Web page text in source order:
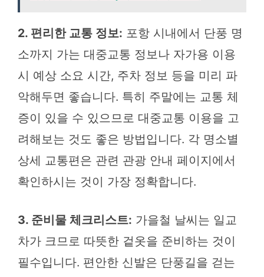
2. 편리한 교통 정보: 포항 시내에서 단풍 명
소까지 가는 대중교통 정보나 자가용 이용
시 예상 소요 시간, 주차 정보 등을 미리 파
악해두면 좋습니다. 특히 주말에는 교통 체
증이 있을 수 있으므로 대중교통 이용을 고
려해보는 것도 좋은 방법입니다. 각 명소별
상세 교통편은 관련 관광 안내 페이지에서
확인하시는 것이 가장 정확합니다.
3. 준비물 체크리스트: 가을철 날씨는 일교
차가 크므로 따뜻한 겉옷을 준비하는 것이
필수입니다. 편안한 신발은 단풍길을 걷는